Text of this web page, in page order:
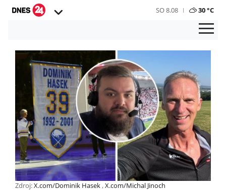
SO 8.08 30 °C
Zdroj:X.com/Dominik Hasek,X.com/Michal Jinoch